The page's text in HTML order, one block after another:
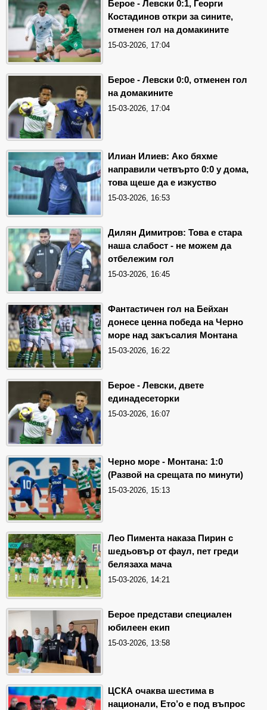
Берое - Левски 0:1, Георги
Костадинов откри за сините,
отменен гол на домакините
15-03-2026, 17:04
Берое - Левски 0:0, отменен гол
на домакините
15-03-2026, 17:04
Илиан Илиев: Ако бяхме
направили четвърто 0:0 у дома,
това щеше да е изкуство
15-03-2026, 16:53
Дилян Димитров: Това е стара
наша слабост - не можем да
отбележим гол
15-03-2026, 16:45
Фантастичен гол на Бейхан
донесе ценна победа на Черно
море над закъсалия Монтана
15-03-2026, 16:22
Берое - Левски, двете
единадесеторки
15-03-2026, 16:07
Черно море - Монтана: 1:0
(Развой на срещата по минути)
15-03-2026, 15:13
Лео Пимента наказа Пирин с
шедьовър от фаул, пет греди
белязаха мача
15-03-2026, 14:21
Берое представи специален
юбилеен екип
15-03-2026, 13:58
ЦСКА очаква шестима в
национали, Ето’о е под въпрос